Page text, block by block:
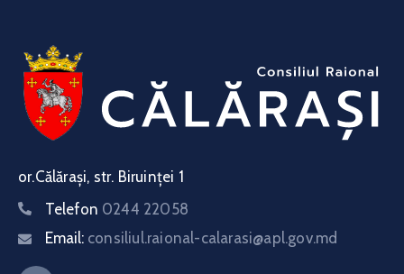
or.Călărași, str. Biruinței 1
Telefon 0244 22058
Email: consiliul.raional-calarasi@apl.gov.md